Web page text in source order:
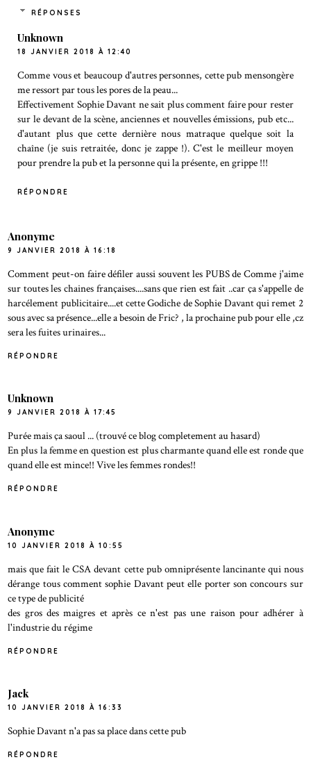
RÉPONSES
Unknown
18 JANVIER 2018 À 12:40
Comme vous et beaucoup d'autres personnes, cette pub mensongère
me ressort par tous les pores de la peau...
Effectivement Sophie Davant ne sait plus comment faire pour rester
sur le devant de la scène, anciennes et nouvelles émissions, pub etc...
d'autant plus que cette dernière nous matraque quelque soit la
chaîne (je suis retraitée, donc je zappe !). C'est le meilleur moyen
pour prendre la pub et la personne qui la présente, en grippe !!!
RÉPONDRE
Anonyme
9 JANVIER 2018 À 16:18
Comment peut-on faire défiler aussi souvent les PUBS de Comme j'aime
sur toutes les chaines françaises....sans que rien est fait ..car ça s'appelle de
harcélement publicitaire....et cette Godiche de Sophie Davant qui remet 2
sous avec sa présence...elle a besoin de Fric? , la prochaine pub pour elle ,cz
sera les fuites urinaires...
RÉPONDRE
Unknown
9 JANVIER 2018 À 17:45
Purée mais ça saoul ... (trouvé ce blog completement au hasard)
En plus la femme en question est plus charmante quand elle est ronde que
quand elle est mince!! Vive les femmes rondes!!
RÉPONDRE
Anonyme
10 JANVIER 2018 À 10:55
mais que fait le CSA devant cette pub omniprésente lancinante qui nous
dérange tous comment sophie Davant peut elle porter son concours sur
ce type de publicité
des gros des maigres et après ce n'est pas une raison pour adhérer à
l'industrie du régime
RÉPONDRE
Jack
10 JANVIER 2018 À 16:33
Sophie Davant n'a pas sa place dans cette pub
RÉPONDRE